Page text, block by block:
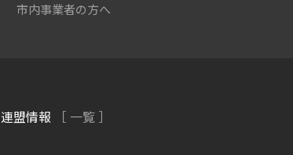
市内事業者の方へ
連盟情報 ［ 一覧 ］